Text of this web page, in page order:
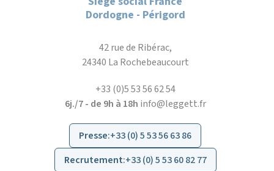
Dordogne - Périgord
42 rue de Ribérac,
24340 La Rochebeaucourt
+33 (0)5 53 56 62 54
6j./7 - de 9h à 18h info@leggett.fr
Presse:+33 (0) 5 53 56 63 86
Recrutement:+33 (0) 5 53 60 82 77